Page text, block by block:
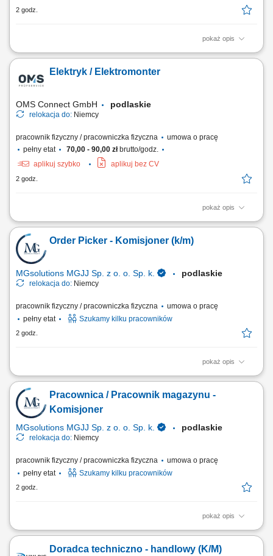
2 godz.
pokaż opis
Twoje zadania jako Technik Elektryk/ Elektronik/ Mechatronik/
kable; Wykonywanie podstawowych pomiarów przy użyciu miernika;
Dojazd do klienta z biura firmy samochodem służbowym; Twoje
Elektryk / Elektromonter
OMS Connect GmbH podlaskie
relokacja do: Niemcy
pracownik fizyczny / pracowniczka fizyczna
umowa o pracę
pełny etat
70,00 - 90,00 złbrutto/godz.
aplikuj szybko
aplikuj bez CV
2 godz.
pokaż opis
Opis stanowiska: Sprawdzanie bezpieczeństwa sprzętu elektrycznego
w różnych lokalizacjach. Kontrole techniczne sprzętu biurowego,
maszyn, złączy, kabli. Używanie mierników do podstawowych
pomiarów. Przejazdy samochodem służbowym do klientów.
Order Picker - Komisjoner (k/m)
MGsolutions MGJJ Sp. z o. o. Sp. k. podlaskie
relokacja do: Niemcy
pracownik fizyczny / pracowniczka fizyczna
umowa o pracę
pełny etat
Szukamy kilku pracowników
2 godz.
pokaż opis
Opis stanowiska Konfekcjonawanie towaru w magazynie Układanie
towaru; Inne prace pomocnicze;
Pracownica / Pracownik magazynu -
Komisjoner
MGsolutions MGJJ Sp. z o. o. Sp. k. podlaskie
relokacja do: Niemcy
pracownik fizyczny / pracowniczka fizyczna
umowa o pracę
pełny etat
Szukamy kilku pracowników
2 godz.
pokaż opis
Zakres obowiązków: Kompletowanie i konfekcjonowanie towarów w
wysyłki. Wykonywanie prostych prac pomocniczych wspierających
Doradca techniczno - handlowy (K/M)